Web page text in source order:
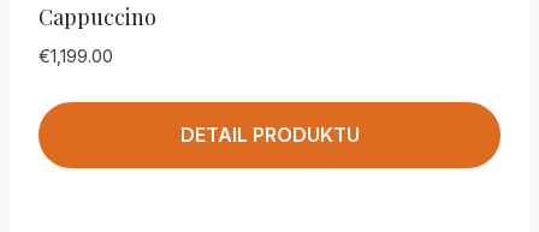
Cappuccino
€1,199.00
DETAIL PRODUKTU